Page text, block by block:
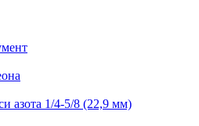
азота 1/4-5/8 (22,9 мм)